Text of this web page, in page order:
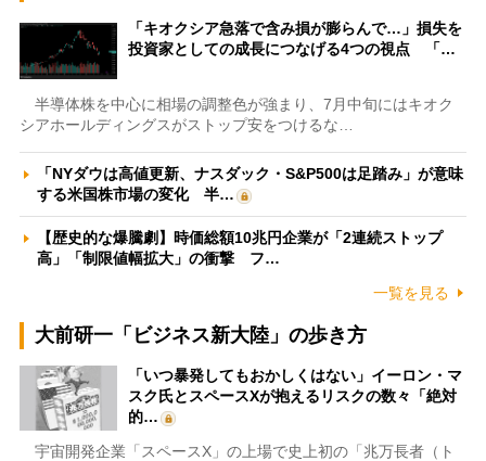
「キオクシア急落で含み損が膨らんで…」損失を
投資家としての成長につなげる4つの視点 「…
半導体株を中心に相場の調整色が強まり、7月中旬にはキオク
シアホールディングスがストップ安をつけるな…
「NYダウは高値更新、ナスダック・S&P500は足踏み」が意味
する米国株市場の変化 半…
【歴史的な爆騰劇】時価総額10兆円企業が「2連続ストップ
高」「制限値幅拡大」の衝撃 フ…
一覧を見る
大前研一「ビジネス新大陸」の歩き方
「いつ暴発してもおかしくはない」イーロン・マ
スク氏とスペースXが抱えるリスクの数々「絶対
的…
宇宙開発企業「スペースX」の上場で史上初の「兆万長者（ト